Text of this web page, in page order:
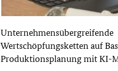
Unternehmensübergreifende
Wertschöpfungsketten auf
Produktionsplanung mit KI-